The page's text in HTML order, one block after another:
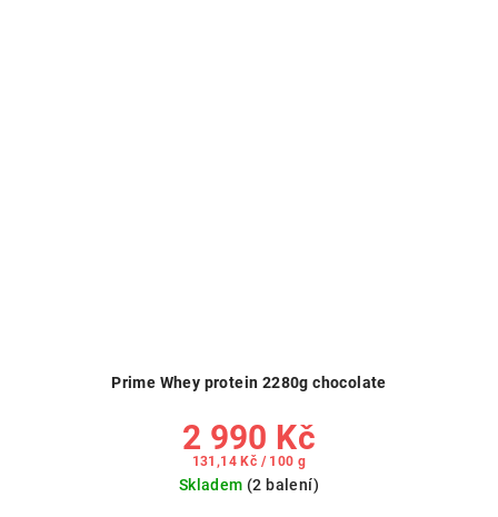
Prime Whey protein 2280g chocolate
2 990 Kč
Měrná
131,14 Kč / 100 g
Skladem (2 balení)